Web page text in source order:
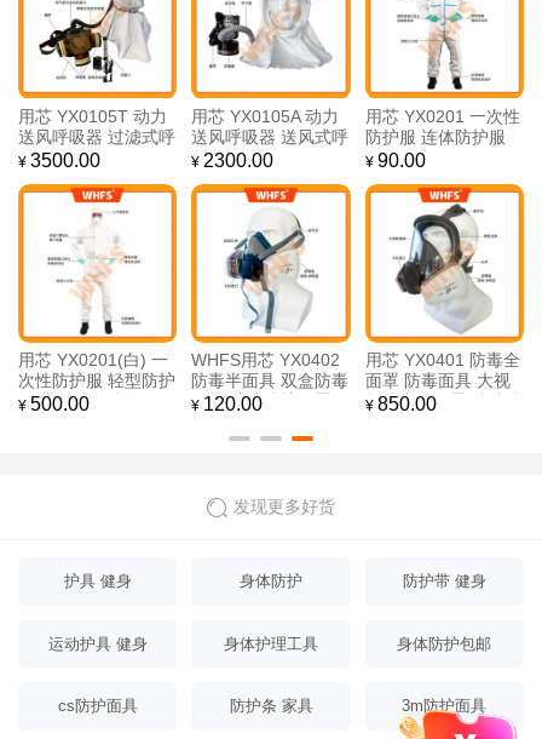
用芯 YX0105T 动力
送风呼吸器 过滤式呼
吸器 送风头罩呼吸器
¥ 3500.00
用芯 YX0105A 动力
送风呼吸器 送风式呼
吸器 便携式动力送风
¥ 2300.00
用芯 YX0201 一次性
防护服 连体防护服
防化学液体飞溅 社区
¥ 90.00
用芯 YX0201(白) 一
次性防护服 轻型防护
服 带帽连体防化服
¥ 500.00
WHFS用芯 YX0402
防毒半面具 双盒防毒
面具 喷漆防护面罩
¥ 120.00
用芯 YX0401 防毒全
面罩 防毒面具 大视
野防毒全面罩 喷漆防
¥ 850.00
发现更多好货
护具 健身 身体防护 防护带 健身
运动护具 健身 身体护理工具 身体防护包邮
cs防护面具 防护条 家具 3m防护面具